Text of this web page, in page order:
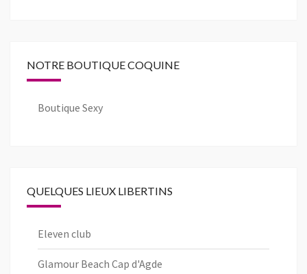
NOTRE BOUTIQUE COQUINE
Boutique Sexy
QUELQUES LIEUX LIBERTINS
Eleven club
Glamour Beach Cap d'Agde